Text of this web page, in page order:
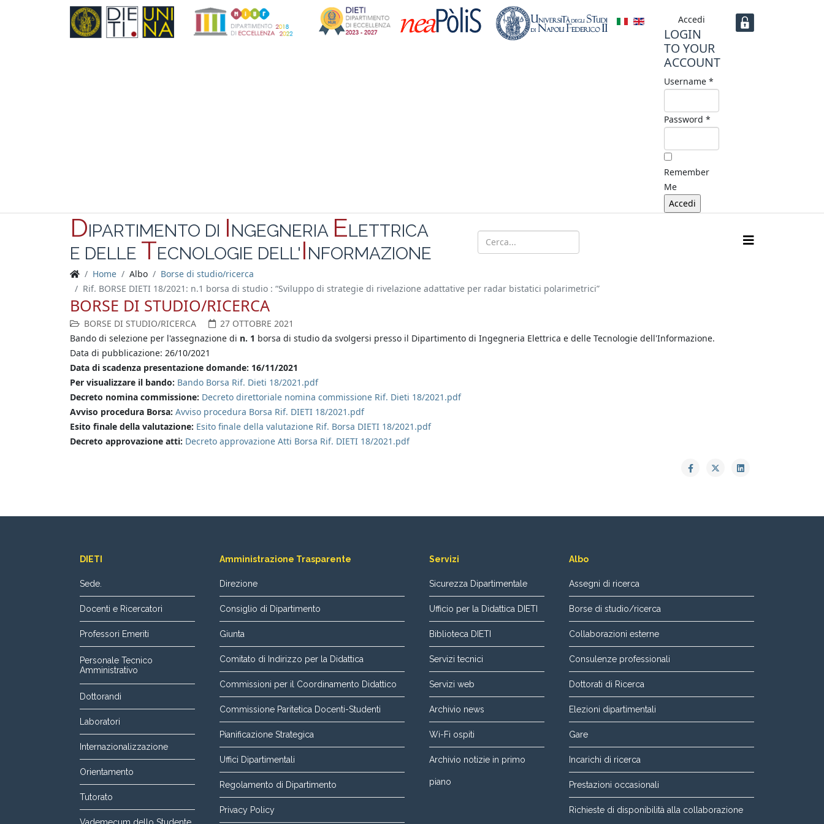
Accedi
LOGIN
TO YOUR
ACCOUNT
Username *
Password *
Remember
Me
DIPARTIMENTO DI INGEGNERIA ELETTRICA
E DELLE TECNOLOGIE DELL'INFORMAZIONE
Home Albo
Borse di studio/ricerca
Rif. BORSE DIETI 18/2021: n.1 borsa di studio : “Sviluppo di strategie di rivelazione adattative per radar bistatici polarimetrici”
BORSE DI STUDIO/RICERCA
BORSE DI STUDIO/RICERCA
27 OTTOBRE 2021
Bando di selezione per l'assegnazione di n. 1 borsa di studio da svolgersi presso il Dipartimento di Ingegneria Elettrica e delle Tecnologie dell'Informazione.
Data di pubblicazione: 26/10/2021
Data di scadenza presentazione domande: 16/11/2021
Per visualizzare il bando: Bando Borsa Rif. Dieti 18/2021.pdf
Decreto nomina commissione: Decreto direttoriale nomina commissione Rif. Dieti 18/2021.pdf
Avviso procedura Borsa: Avviso procedura Borsa Rif. DIETI 18/2021.pdf
Esito finale della valutazione: Esito finale della valutazione Rif. Borsa DIETI 18/2021.pdf
Decreto approvazione atti: Decreto approvazione Atti Borsa Rif. DIETI 18/2021.pdf
DIETI
Sede.
Docenti e Ricercatori
Professori Emeriti
Personale Tecnico
Amministrativo
Dottorandi
Laboratori
Internazionalizzazione
Orientamento
Tutorato
Vademecum dello Studente
Amministrazione Trasparente
Direzione
Consiglio di Dipartimento
Giunta
Comitato di Indirizzo per la Didattica
Commissioni per il Coordinamento Didattico
Commissione Paritetica Docenti-Studenti
Pianificazione Strategica
Uffici Dipartimentali
Regolamento di Dipartimento
Privacy Policy
Servizi
Sicurezza Dipartimentale
Ufficio per la Didattica DIETI
Biblioteca DIETI
Servizi tecnici
Servizi web
Archivio news
Wi-Fi ospiti
Archivio notizie in primo
piano
Albo
Assegni di ricerca
Borse di studio/ricerca
Collaborazioni esterne
Consulenze professionali
Dottorati di Ricerca
Elezioni dipartimentali
Gare
Incarichi di ricerca
Prestazioni occasionali
Richieste di disponibilità alla collaborazione